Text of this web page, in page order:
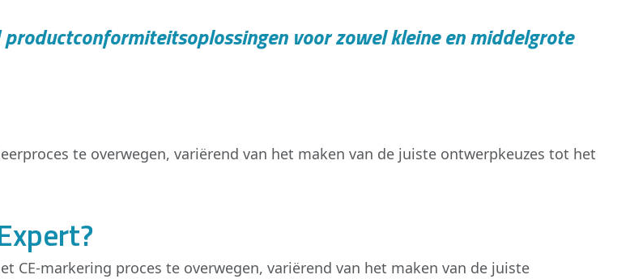
voor zowel kleine en middelgrote
te overwegen, variërend van het maken van de juiste ontwerpkeuzes tot het
CE-markering proces te overwegen, variërend van het maken van de juiste